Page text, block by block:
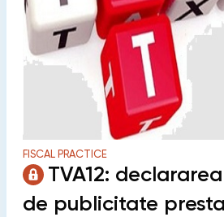
FISCAL PRACTICE
TVA12:
de publicitate